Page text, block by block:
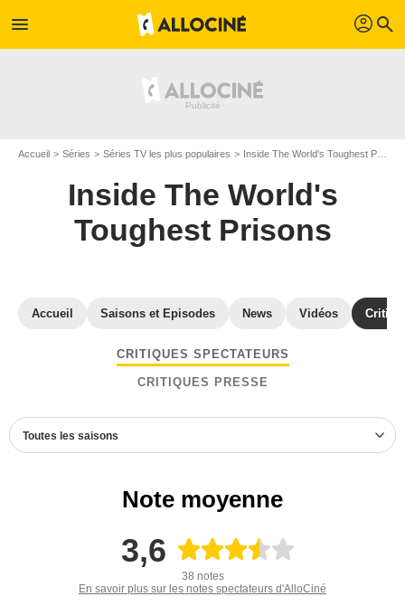
menu profil search
Accueil Séries Séries TV les plus populaires Inside The World's Toughest Prisons
Inside The World's
Toughest Prisons
Accueil Saisons et Episodes News Vidéos
CRITIQUES SPECTATEURS
CRITIQUES PRESSE
Toutes les saisons
Note moyenne
3,6
38 notes
En savoir plus sur les notes spectateurs d'AlloCiné